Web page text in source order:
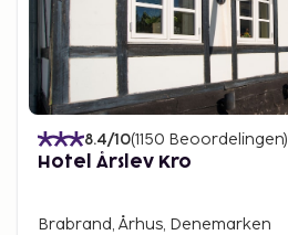
8.4/10(1150 Beoordelingen)
Hotel Årslev Kro
Brabrand, Århus, Denemarken